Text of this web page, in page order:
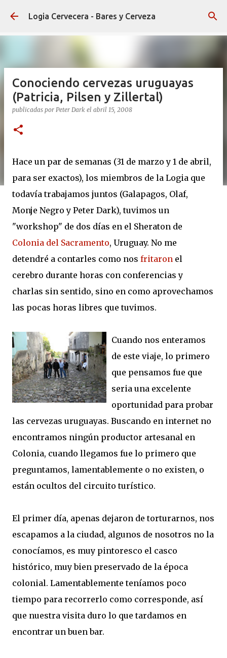
Ir al contenido principal
Logia Cervecera - Bares y Cerveza
Conociendo cervezas uruguayas
(Patricia, Pilsen y Zillertal)
publicadas por Peter Dark el abril 15, 2008
Hace un par de semanas (31 de marzo y 1 de abril,
para ser exactos), los miembros de la Logia que
todavía trabajamos juntos (Galapagos, Olaf,
Monje Negro y Peter Dark), tuvimos un
"workshop" de dos días en el Sheraton de
Colonia del Sacramento, Uruguay. No me
detendré a contarles como nos fritaron el
cerebro durante horas con conferencias y
charlas sin sentido, sino en como aprovechamos
las pocas horas libres que tuvimos.
Cuando nos enteramos
de este viaje, lo primero
que pensamos fue que
seria una excelente
oportunidad para probar
las cervezas uruguayas. Buscando en internet no
encontramos ningún productor artesanal en
Colonia, cuando llegamos fue lo primero que
preguntamos, lamentablemente o no existen, o
están ocultos del circuito turístico.
El primer día, apenas dejaron de torturarnos, nos
escapamos a la ciudad, algunos de nosotros no la
conocíamos, es muy pintoresco el casco
histórico, muy bien preservado de la época
colonial. Lamentablemente teníamos poco
tiempo para recorrerlo como corresponde, así
que nuestra visita duro lo que tardamos en
encontrar un buen bar.